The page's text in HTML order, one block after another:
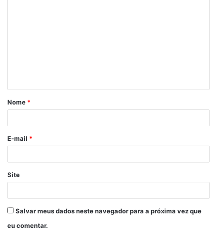
Nome *
E-mail *
Site
Salvar meus dados neste navegador para a próxima vez que
eu comentar.